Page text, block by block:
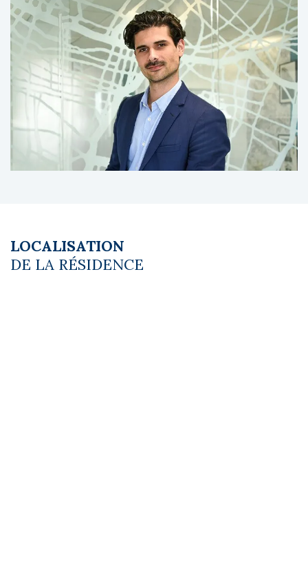
résidence est composée d’environ 160
logements en copropriété.
À propos du gestionnaire occupant :
Les Estudines est une marque du groupe
Réside Études, qui gère plus de 250
résidences en France. Il est reconnu pour son
expertise, la qualité de sa gestion et son
positionnement de leader sur le marché des
résidences avec services.
Le coin du LMNP - Gregoire Touche agent
Copropriété. Charges annuelles de
copropriété (Montant moyen annuel quote-
part du budget prévisionnel vendeur) : 548 €.
LOCALISATION
DE LA RÉSIDENCE